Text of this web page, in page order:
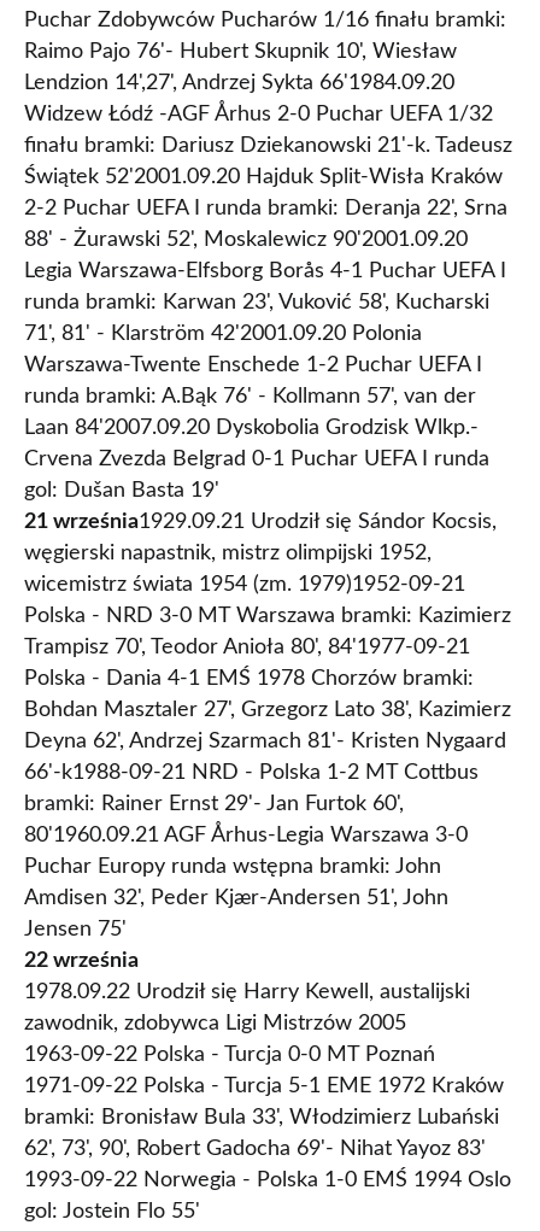
Puchar Zdobywców Pucharów 1/16 finału bramki:
Raimo Pajo 76'- Hubert Skupnik 10', Wiesław
Lendzion 14',27', Andrzej Sykta 66'1984.09.20
Widzew Łódź -AGF Århus 2-0 Puchar UEFA 1/32
finału bramki: Dariusz Dziekanowski 21'-k. Tadeusz
Świątek 52'2001.09.20 Hajduk Split-Wisła Kraków
2-2 Puchar UEFA I runda bramki: Deranja 22', Srna
88' - Żurawski 52', Moskalewicz 90'2001.09.20
Legia Warszawa-Elfsborg Borås 4-1 Puchar UEFA I
runda bramki: Karwan 23', Vuković 58', Kucharski
71', 81' - Klarström 42'2001.09.20 Polonia
Warszawa-Twente Enschede 1-2 Puchar UEFA I
runda bramki: A.Bąk 76' - Kollmann 57', van der
Laan 84'2007.09.20 Dyskobolia Grodzisk Wlkp.-
Crvena Zvezda Belgrad 0-1 Puchar UEFA I runda
gol: Dušan Basta 19'
21 września1929.09.21 Urodził się Sándor Kocsis,
węgierski napastnik, mistrz olimpijski 1952,
wicemistrz świata 1954 (zm. 1979)1952-09-21
Polska - NRD 3-0 MT Warszawa bramki: Kazimierz
Trampisz 70', Teodor Anioła 80', 84'1977-09-21
Polska - Dania 4-1 EMŚ 1978 Chorzów bramki:
Bohdan Masztaler 27', Grzegorz Lato 38', Kazimierz
Deyna 62', Andrzej Szarmach 81'- Kristen Nygaard
66'-k1988-09-21 NRD - Polska 1-2 MT Cottbus
bramki: Rainer Ernst 29'- Jan Furtok 60',
80'1960.09.21 AGF Århus-Legia Warszawa 3-0
Puchar Europy runda wstępna bramki: John
Amdisen 32', Peder Kjær-Andersen 51', John
Jensen 75'
22 września
1978.09.22 Urodził się Harry Kewell, austalijski
zawodnik, zdobywca Ligi Mistrzów 2005
1963-09-22 Polska - Turcja 0-0 MT Poznań
1971-09-22 Polska - Turcja 5-1 EME 1972 Kraków
bramki: Bronisław Bula 33', Włodzimierz Lubański
62', 73', 90', Robert Gadocha 69'- Nihat Yayoz 83'
1993-09-22 Norwegia - Polska 1-0 EMŚ 1994 Oslo
gol: Jostein Flo 55'